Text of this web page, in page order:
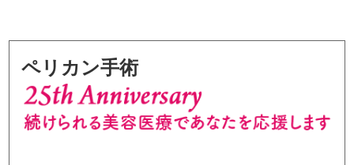
ペリカン手術